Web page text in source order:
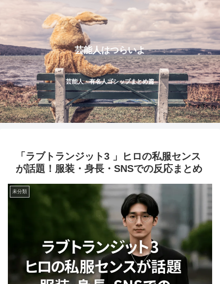
芸能人はつらいよ
芸能人・有名人ゴシップまとめ篇
「ラブトランジット3 」ヒロの私服センス
が話題！服装・身長・SNSでの反応まとめ
未分類